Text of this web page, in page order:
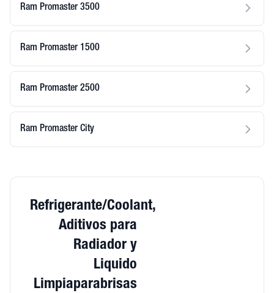
Ram Promaster 3500
Ram Promaster 1500
Ram Promaster 2500
Ram Promaster City
Refrigerante/Coolant,
Aditivos para
Radiador y
Liquido
Limpiaparabrisas